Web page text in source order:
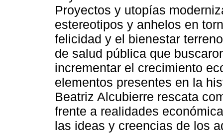
Proyectos y utopías
estereotipos y anhelos en
felicidad y el bienestar
de salud pública que
incrementar el crecimiento
elementos presentes en la
Beatriz Alcubierre rescata
frente a realidades
las ideas y creencias de los